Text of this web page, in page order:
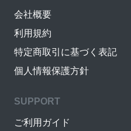
会社概要
利用規約
特定商取引に基づく表記
個人情報保護方針
SUPPORT
ご利用ガイド